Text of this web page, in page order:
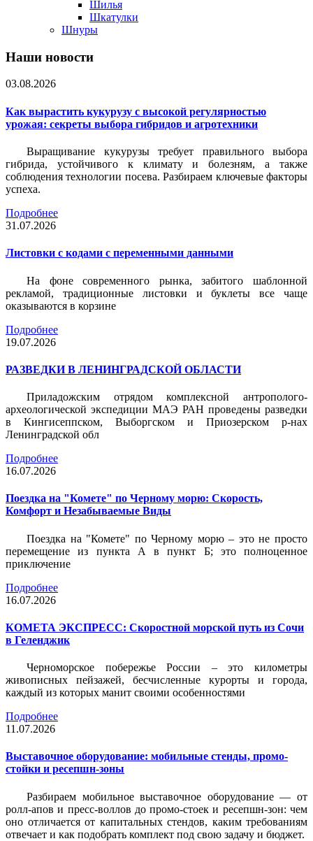
Шилья
Шкатулки
Шнуры
Наши новости
03.08.2026
Как вырастить кукурузу с высокой регулярностью
урожая: секреты выбора гибридов и агротехники
Выращивание кукурузы требует правильного выбора
гибрида, устойчивого к климату и болезням, а также
соблюдения технологии посева. Разбираем ключевые факторы
успеха.
Подробнее
31.07.2026
Листовки c кодами с переменными данными
На фоне современного рынка, забитого шаблонной
рекламой, традиционные листовки и буклеты все чаще
оказываются в корзине
Подробнее
19.07.2026
РАЗВЕДКИ В ЛЕНИНГРАДСКОЙ ОБЛАСТИ
Приладожским отрядом комплексной антрополого-
археологической экспедиции МАЭ РАН проведены разведки
в Кингисеппском, Выборгском и Приозерском р-нах
Ленинградской обл
Подробнее
16.07.2026
Поездка на "Комете" по Черному морю: Скорость,
Комфорт и Незабываемые Виды
Поездка на "Комете" по Черному морю – это не просто
перемещение из пункта А в пункт Б; это полноценное
приключение
Подробнее
16.07.2026
КОМЕТА ЭКСПРЕСС: Скоростной морской путь из Сочи
в Геленджик
Черноморское побережье России – это километры
живописных пейзажей, бесчисленные курорты и города,
каждый из которых манит своими особенностями
Подробнее
11.07.2026
Выставочное оборудование: мобильные стенды, промо-
стойки и ресепшн-зоны
Разбираем мобильное выставочное оборудование — от
ролл-апов и пресс-воллов до промо-стоек и ресепшн-зон: чем
оно отличается от капитальных стендов, каким требованиям
отвечает и как подобрать комплект под свою задачу и бюджет.